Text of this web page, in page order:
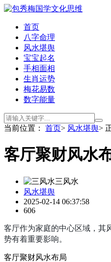
首页
八字命理
风水堪舆
宝宝起名
手相面相
生肖运势
梅花易数
数字能量
当前位置： 首页> 风水堪舆>
客厅聚财风水
三风水
风水堪舆
2025-02-14 06:37:58
606
客厅作为家庭的中心区域，其
势有着重要影响。
客厅聚财风水布局